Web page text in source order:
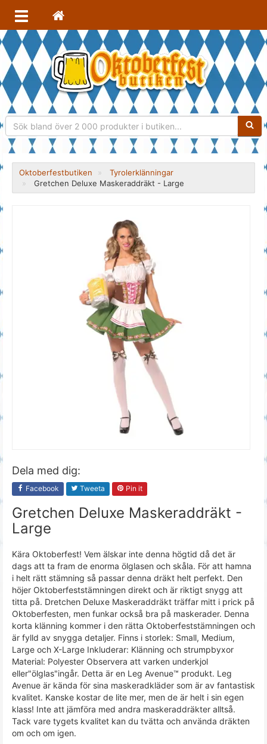
Oktoberfestbutiken
Tyrolerklänningar
Gretchen Deluxe Maskeraddräkt - Large
Dela med dig:
Facebook Tweeta Pin it
Gretchen Deluxe Maskeraddräkt -
Large
Kära Oktoberfest! Vem älskar inte denna högtid då det är
dags att ta fram de enorma ölglasen och skåla. För att hamna
i helt rätt stämning så passar denna dräkt helt perfekt. Den
höjer Oktoberfeststämningen direkt och är riktigt snygg att
titta på. Dretchen Deluxe Maskeraddräkt träffar mitt i prick på
Oktoberfesten, men funkar också bra på maskerader. Denna
korta klänning kommer i den rätta Oktoberfeststämningen och
är fylld av snygga detaljer. Finns i storlek: Small, Medium,
Large och X-Large Inkluderar: Klänning och strumpbyxor
Material: Polyester Observera att varken underkjol
eller"ölglas"ingår. Detta är en Leg Avenue™ produkt. Leg
Avenue är kända för sina maskeradkläder som är av fantastisk
kvalitet. Kanske kostar de lite mer, men de är helt i sin egen
klass! Inte att jämföra med andra maskeraddräkter alltså.
Tack vare tygets kvalitet kan du tvätta och använda dräkten
om och om igen.